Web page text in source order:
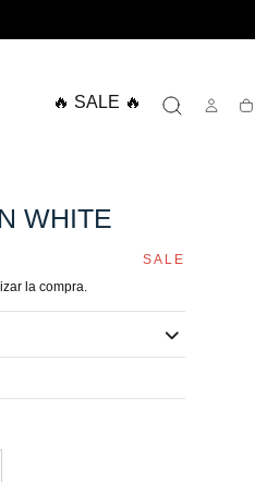
🔥 SALE 🔥
WHITE
SALE
la compra.